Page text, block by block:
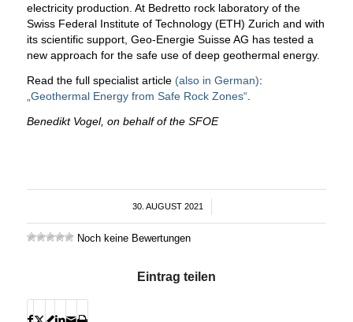
electricity production. At Bedretto rock laboratory of the
Swiss Federal Institute of Technology (ETH) Zurich and with
its scientific support, Geo-Energie Suisse AG has tested a
new approach for the safe use of deep geothermal energy.
Read the full specialist article (also in German):
„Geothermal Energy from Safe Rock Zones“
Benedikt Vogel, on behalf of the SFOE
30. AUGUST 2021
/
Noch keine Bewertungen
Eintrag teilen